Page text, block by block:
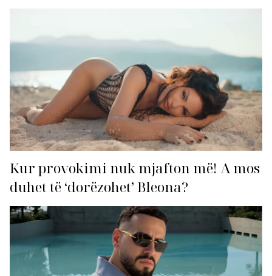
Kur provokimi nuk mjafton më! A mos
duhet të ‘dorëzohet’ Bleona?